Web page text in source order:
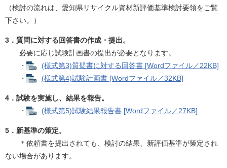
（検討の流れは、愛知県リサイクル資材新評価基準検討要領をご覧
下さい。）
3．質問に対する回答書の作成・提出。
必要に応じ試験計画書の提出が必要となります。
・
(様式第3)質疑書に対する回答書 [Wordファイル／22KB]
・
(様式第4)試験計画書 [Wordファイル／32KB]
4．試験を実施し、結果を報告。
・
(様式第5)試験結果報告書 [Wordファイル／27KB]
5． 新基準の策定。
＊依頼書を提出されても、検討の結果、新評価基準が策定され
ない場合があります。